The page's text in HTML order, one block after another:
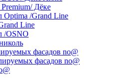
Дёке
Optima /Grand Line
Line
/OSNO
фасадов no@
фасадов no@